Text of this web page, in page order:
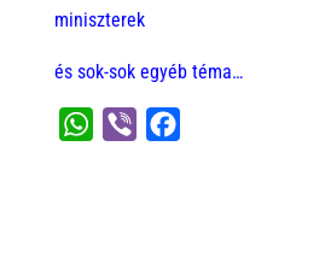
miniszterek
és sok-sok egyéb téma…